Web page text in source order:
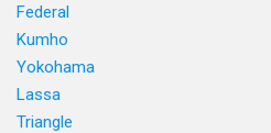
Federal
Kumho
Yokohama
Lassa
Triangle